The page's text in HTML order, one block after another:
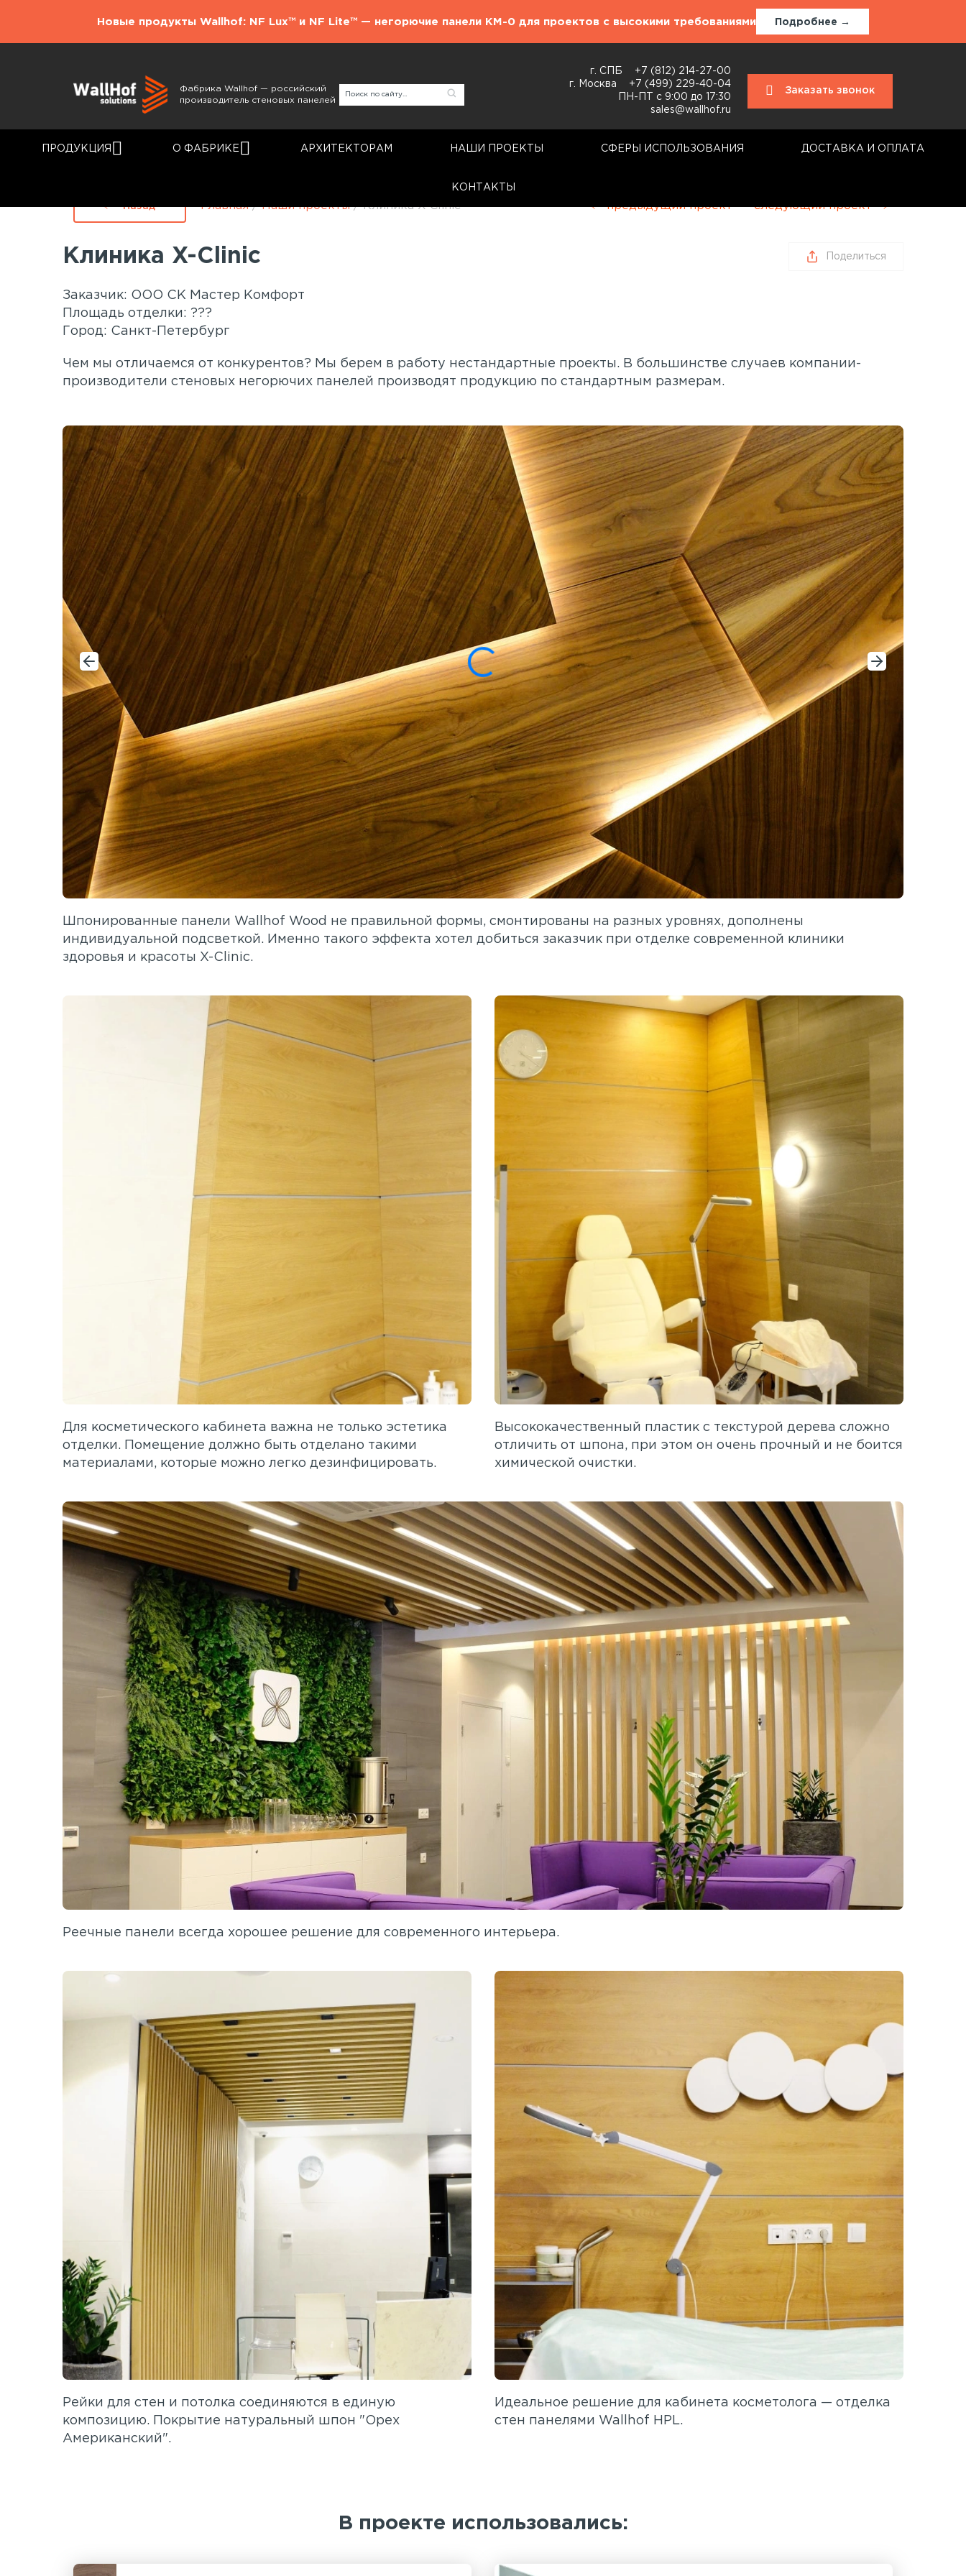
Новые продукты Wallhof: NF Lux™ и NF Lite™ — негорючие панели КМ-0 для проектов с высокими требованиями Подробнее →
Фабрика Wallhof — российский
производитель стеновых панелей
г. СПБ
+7 (812) 214-27-00
г. Москва
+7 (499) 229-40-04
ПН-ПТ с 9:00 до 17:30
sales@wallhof.ru
Заказать звонок
ПРОДУКЦИЯ О ФАБРИКЕ АРХИТЕКТОРАМ НАШИ ПРОЕКТЫ СФЕРЫ ИСПОЛЬЗОВАНИЯ ДОСТАВКА И ОПЛАТА
КОНТАКТЫ
Назад Главная / Наши проекты / Клиника X-Clinic предыдущий проект следующий проект
Клиника X-Clinic Поделиться
Заказчик: ООО СК Мастер Комфорт
Площадь отделки: ???
Город: Санкт-Петербург
Чем мы отличаемся от конкурентов? Мы берем в работу нестандартные проекты. В большинстве случаев компании-
производители стеновых негорючих панелей производят продукцию по стандартным размерам.
Шпонированные панели Wallhof Wood не правильной формы, смонтированы на разных уровнях, дополнены
индивидуальной подсветкой. Именно такого эффекта хотел добиться заказчик при отделке современной клиники
здоровья и красоты X-Clinic.
Для косметического кабинета важна не только эстетика
отделки. Помещение должно быть отделано такими
материалами, которые можно легко дезинфицировать.
Высококачественный пластик с текстурой дерева сложно
отличить от шпона, при этом он очень прочный и не боится
химической очистки.
Реечные панели всегда хорошее решение для современного интерьера.
Рейки для стен и потолка соединяются в единую
композицию. Покрытие натуральный шпон "Орех
Американский".
Идеальное решение для кабинета косметолога — отделка
стен панелями Wallhof HPL.
В проекте использовались: